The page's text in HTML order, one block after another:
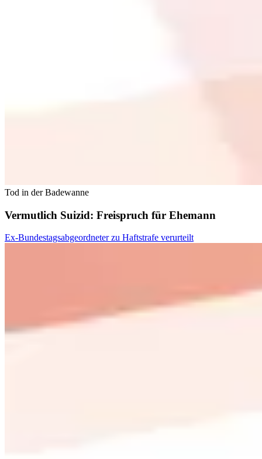
Tod in der Badewanne
Vermutlich Suizid: Freispruch für Ehemann
Ex‑Bundestagsabgeordneter zu Haftstrafe verurteilt